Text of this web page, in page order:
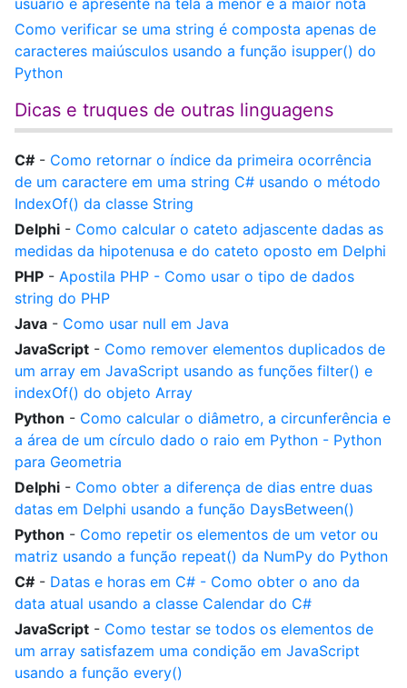
usuário e apresente na tela a menor e a maior nota
Como verificar se uma string é composta apenas de
caracteres maiúsculos usando a função isupper() do
Python
Dicas e truques de outras linguagens
C# - Como retornar o índice da primeira ocorrência
de um caractere em uma string C# usando o método
IndexOf() da classe String
Delphi - Como calcular o cateto adjascente dadas as
medidas da hipotenusa e do cateto oposto em Delphi
PHP - Apostila PHP - Como usar o tipo de dados
string do PHP
Java - Como usar null em Java
JavaScript - Como remover elementos duplicados de
um array em JavaScript usando as funções filter() e
indexOf() do objeto Array
Python - Como calcular o diâmetro, a circunferência e
a área de um círculo dado o raio em Python - Python
para Geometria
Delphi - Como obter a diferença de dias entre duas
datas em Delphi usando a função DaysBetween()
Python - Como repetir os elementos de um vetor ou
matriz usando a função repeat() da NumPy do Python
C# - Datas e horas em C# - Como obter o ano da
data atual usando a classe Calendar do C#
JavaScript - Como testar se todos os elementos de
um array satisfazem uma condição em JavaScript
usando a função every()